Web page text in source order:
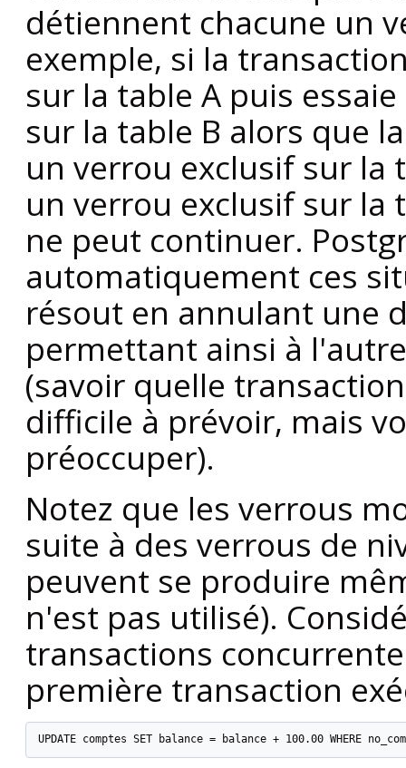
détiennent chacune un
exemple, si la
sur la table A puis
sur la table B alors que
un verrou exclusif sur la
un verrou exclusif sur la
ne peut continuer.
automatiquement ces
résout en annulant une
permettant ainsi à
(savoir quelle
difficile à prévoir, mais
préoccuper).
Notez que les verrous
suite à des verrous de
peuvent se produire
n'est pas utilisé).
transactions
première transaction
UPDATE comptes SET balance = balance + 100.00 WHERE